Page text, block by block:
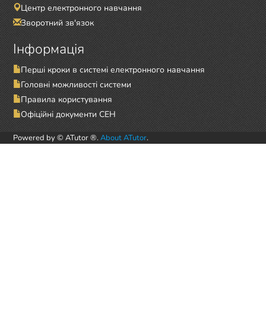
Центр електронного навчання
Зворотний зв'язок
Інформація
Перші кроки в системі електронного навчання
Головні можливості системи
Правила користування
Офіційні документи СЕН
Powered by © ATutor ®. About ATutor.